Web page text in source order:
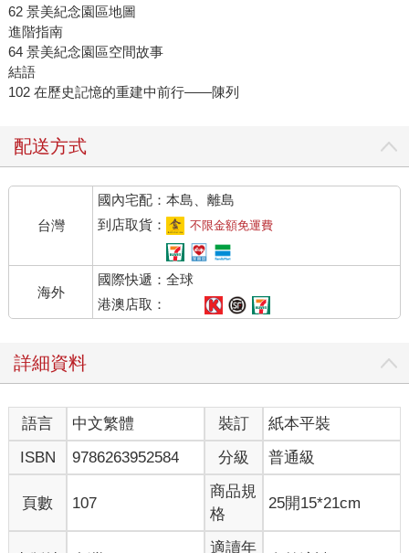
62 景美紀念園區地圖
進階指南
64 景美紀念園區空間故事
結語
102 在歷史記憶的重建中前行——陳列
配送方式
台灣
國內宅配：本島、離島
到店取貨：
不限金額免運費
海外
國際快遞：全球
港澳店取：
詳細資料
語言 中文繁體 裝訂
紙本平裝
ISBN
9786263952584 分級 普通級
頁數 107
商品規
格
25開15*21cm
適讀年